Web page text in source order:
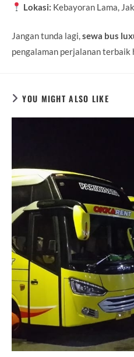
Lokasi: Kebayoran Lama,
Jangan tunda lagi,sewa bus
pengalaman perjalanan
YOU MIGHT ALSO LIKE